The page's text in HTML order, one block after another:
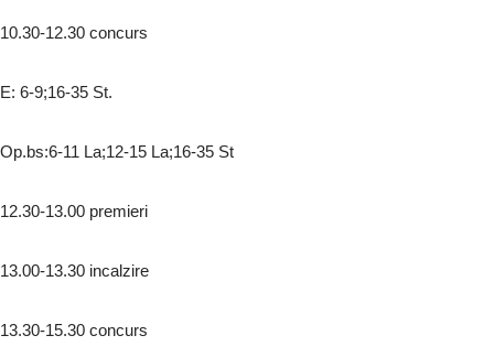
10.30-12.30 concurs
E: 6-9;16-35 St.
Op.bs:6-11 La;12-15 La;16-35 St
12.30-13.00 premieri
13.00-13.30 incalzire
13.30-15.30 concurs